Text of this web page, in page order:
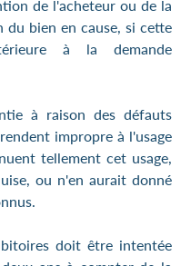
de l'acheteur ou de la
bien en cause, si cette
à la demande
à raison des défauts
impropre à l'usage
tellement cet usage,
ou n'en aurait donné
doit être intentée